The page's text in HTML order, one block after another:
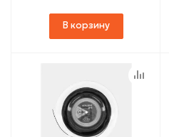
В корзину